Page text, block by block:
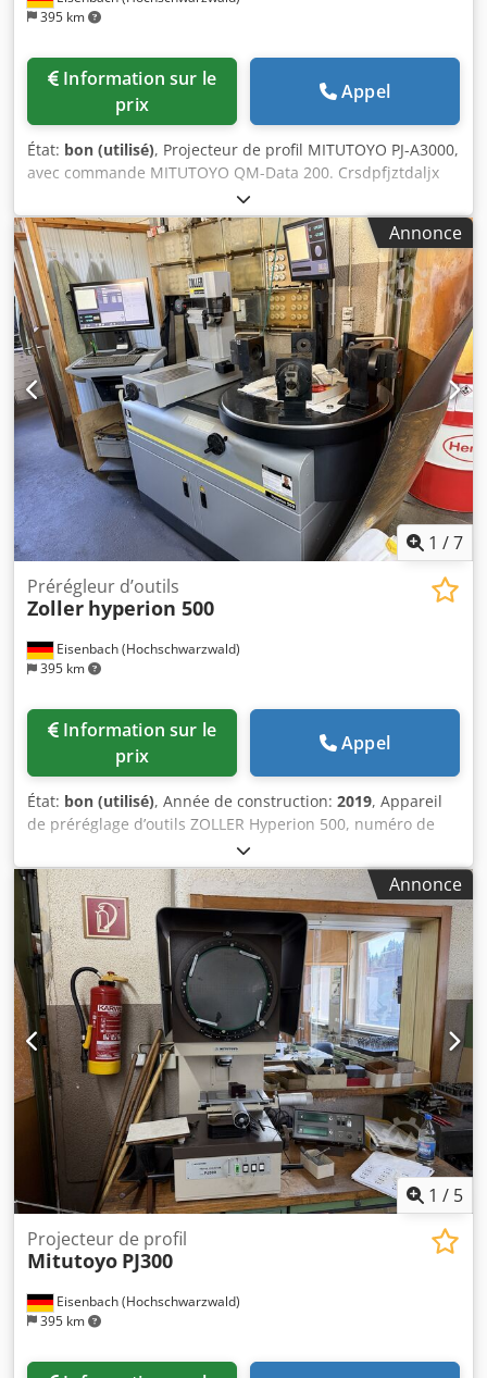
395 km
prix
Appel
État: bon (utilisé), Projecteur de profil MITUTOYO PJ-A3000,
avec commande MITUTOYO QM-Data 200. Crsdpfjztdaljx
Annonce
1 /7
Eisenbach (Hochschwarzwald)
395 km
Prérégleur d’outils
Zoller hyperion 500
prix
Appel
État: bon (utilisé), Année de construction: 2019, Appareil
de préréglage d’outils ZOLLER Hyperion 500, numéro de
série H500UF3-00133, année de fabrication 2019. Crjdoztc
Nrepfx Abxef
Annonce
1 / 5
Eisenbach (Hochschwarzwald)
395 km
Projecteur de profil
Mitutoyo PJ300